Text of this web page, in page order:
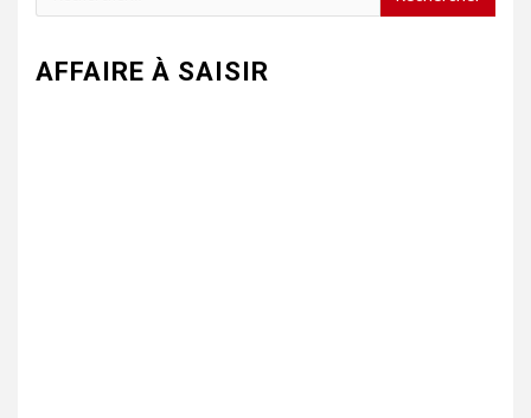
AFFAIRE À SAISIR